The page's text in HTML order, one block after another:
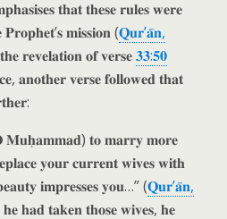
𝐭𝐡𝐚𝐭 𝐭𝐡𝐞𝐬𝐞 𝐫𝐮𝐥𝐞𝐬 𝐰𝐞𝐫𝐞
𝐏𝐫𝐨𝐩𝐡𝐞𝐭’𝐬 𝐦𝐢𝐬𝐬𝐢𝐨𝐧 (𝐐𝐮𝐫’𝐚̄𝐧,
𝐫𝐞𝐯𝐞𝐥𝐚𝐭𝐢𝐨𝐧 𝐨𝐟 𝐯𝐞𝐫𝐬𝐞𝟑𝟑:𝟓𝟎
𝐚𝐧𝐨𝐭𝐡𝐞𝐫 𝐯𝐞𝐫𝐬𝐞 𝐟𝐨𝐥𝐥𝐨𝐰𝐞𝐝 𝐭𝐡𝐚𝐭
(𝐎 𝐌𝐮𝐡̣𝐚𝐦𝐦𝐚𝐝) 𝐭𝐨 𝐦𝐚𝐫𝐫𝐲 𝐦𝐨𝐫𝐞
𝐲𝐨𝐮𝐫 𝐜𝐮𝐫𝐫𝐞𝐧𝐭 𝐰𝐢𝐯𝐞𝐬 𝐰𝐢𝐭𝐡
𝐢𝐦𝐩𝐫𝐞𝐬𝐬𝐞𝐬 𝐲𝐨𝐮…” (𝐐𝐮𝐫’𝐚̄𝐧,
𝐡𝐚𝐝 𝐭𝐚𝐤𝐞𝐧 𝐭𝐡𝐨𝐬𝐞 𝐰𝐢𝐯𝐞𝐬, 𝐡𝐞